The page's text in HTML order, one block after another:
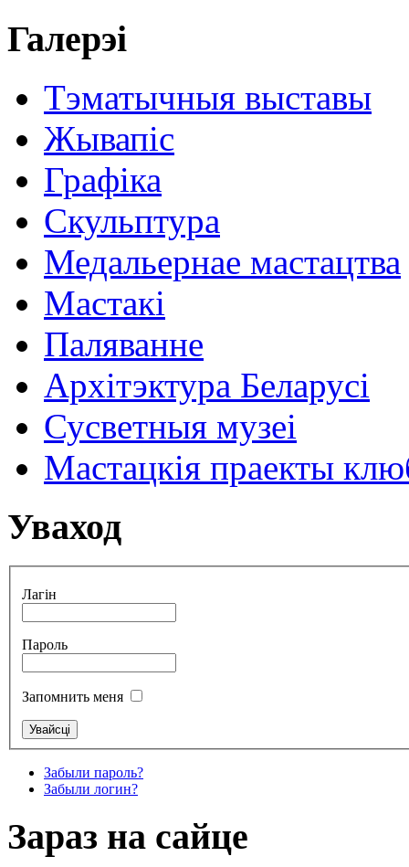
Галерэі
Тэматычныя выставы
Жывапіс
Графіка
Скульптура
Медальернае мастацтва
Мастакі
Паляванне
Архітэктура Беларусі
Сусветныя музеі
Мастацкія праекты
Уваход
Лагін
Пароль
Запомнить меня
Забыли пароль?
Забыли логин?
Зараз на сайце